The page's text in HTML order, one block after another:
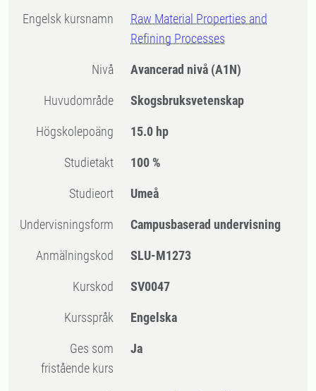
Engelsk kursnamn
Raw Material Properties and
Refining Processes
Nivå Avancerad nivå (A1N)
Huvudområde Skogsbruksvetenskap
högskolepoäng 15.0 hp
Studietakt 100 %
Studieort Umeå
Undervisningsform Campusbaserad undervisning
Anmälningskod SLU-M1273
Kurskod SV0047
Kursspråk Engelska
Ges som
fristående kurs
Ja